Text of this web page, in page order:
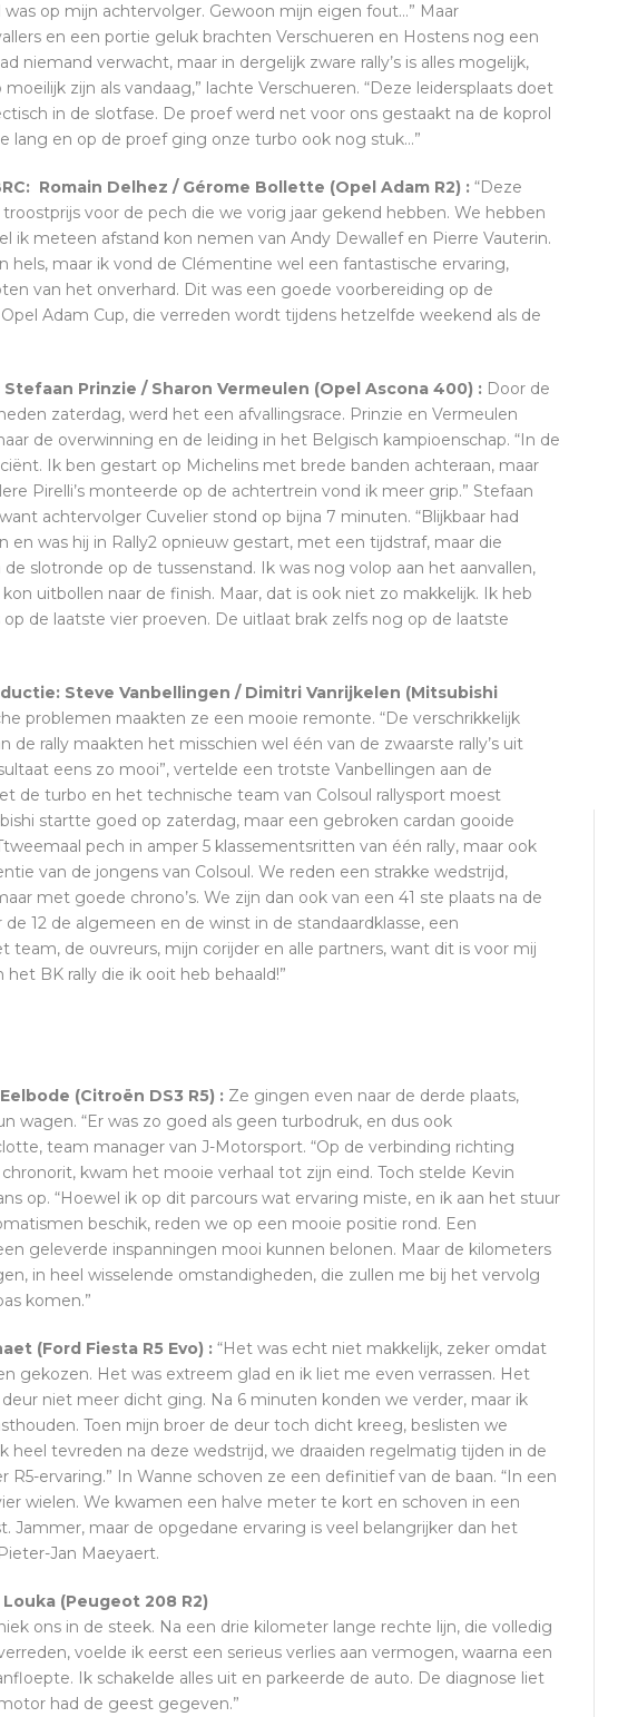
op mijn achtervolger. Gewoon mijn eigen fout…” Maar
en een portie geluk brachten Verschueren en Hostens nog een
niemand verwacht, maar in dergelijk zware rally’s is alles mogelijk,
zijn als vandaag,” lachte Verschueren. “Deze leidersplaats doet
in de slotfase. De proef werd net voor ons gestaakt na de koprol
lang en op de proef ging onze turbo ook nog stuk…”
Romain Delhez / Gérome Bollette (Opel Adam R2) : “Deze
voor de pech die we vorig jaar gekend hebben. We hebben
ik meteen afstand kon nemen van Andy Dewallef en Pierre Vauterin.
hels, maar ik vond de Clémentine wel een fantastische ervaring,
van het onverhard. Dit was een goede voorbereiding op de
Adam Cup, die verreden wordt tijdens hetzelfde weekend als de
Prinzie / Sharon Vermeulen (Opel Ascona 400) : Door de
zaterdag, werd het een afvallingsrace. Prinzie en Vermeulen
de overwinning en de leiding in het Belgisch kampioenschap. “In de
Ik ben gestart op Michelins met brede banden achteraan, maar
Pirelli’s monteerde op de achtertrein vond ik meer grip.” Stefaan
achtervolger Cuvelier stond op bijna 7 minuten. “Blijkbaar had
en was hij in Rally2 opnieuw gestart, met een tijdstraf, maar die
slotronde op de tussenstand. Ik was nog volop aan het aanvallen,
uitbollen naar de finish. Maar, dat is ook niet zo makkelijk. Ik heb
de laatste vier proeven. De uitlaat brak zelfs nog op de laatste
Steve Vanbellingen / Dimitri Vanrijkelen (Mitsubishi
problemen maakten ze een mooie remonte. “De verschrikkelijk
de rally maakten het misschien wel één van de zwaarste rally’s uit
eens zo mooi”, vertelde een trotste Vanbellingen aan de
de turbo en het technische team van Colsoul rallysport moest
startte goed op zaterdag, maar een gebroken cardan gooide
pech in amper 5 klassementsritten van één rally, maar ook
van de jongens van Colsoul. We reden een strakke wedstrijd,
met goede chrono’s. We zijn dan ook van een 41 ste plaats na de
12 de algemeen en de winst in de standaardklasse, een
team, de ouvreurs, mijn corijder en alle partners, want dit is voor mij
BK rally die ik ooit heb behaald!”
(Citroën DS3 R5) : Ze gingen even naar de derde plaats,
wagen. “Er was zo goed als geen turbodruk, en dus ook
team manager van J-Motorsport. “Op de verbinding richting
kwam het mooie verhaal tot zijn eind. Toch stelde Kevin
op. “Hoewel ik op dit parcours wat ervaring miste, en ik aan het stuur
beschik, reden we op een mooie positie rond. Een
geleverde inspanningen mooi kunnen belonen. Maar de kilometers
in heel wisselende omstandigheden, die zullen me bij het vervolg
komen.”
(Ford Fiesta R5 Evo) : “Het was echt niet makkelijk, zeker omdat
gekozen. Het was extreem glad en ik liet me even verrassen. Het
niet meer dicht ging. Na 6 minuten konden we verder, maar ik
Toen mijn broer de deur toch dicht kreeg, beslisten we
heel tevreden na deze wedstrijd, we draaiden regelmatig tijden in de
R5-ervaring.” In Wanne schoven ze een definitief van de baan. “In een
wielen. We kwamen een halve meter te kort en schoven in een
Jammer, maar de opgedane ervaring is veel belangrijker dan het
Jan Maeyaert.
(Peugeot 208 R2)
ons in de steek. Na een drie kilometer lange rechte lijn, die volledig
voelde ik eerst een serieus verlies aan vermogen, waarna een
Ik schakelde alles uit en parkeerde de auto. De diagnose liet
had de geest gegeven.”